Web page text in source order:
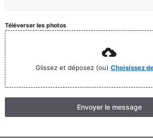
Téléverser les photos
Glissez et déposez (ou) Choisissez
Envoyer le message